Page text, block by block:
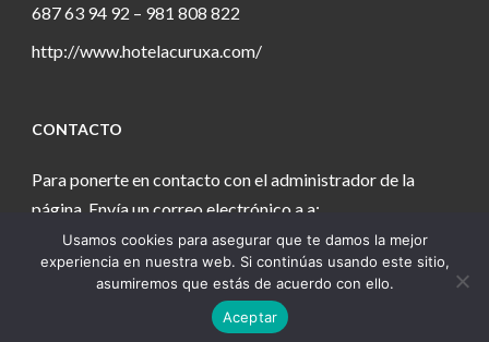
687 63 94 92 – 981 808 822
http://www.hotelacuruxa.com/
CONTACTO
Para ponerte en contacto con el administrador de la
página. Envía un correo electrónico a a:
estanochetecuento@gmail.com
Usamos cookies para asegurar que te damos la mejor
experiencia en nuestra web. Si continúas usando este sitio,
asumiremos que estás de acuerdo con ello.
Aceptar